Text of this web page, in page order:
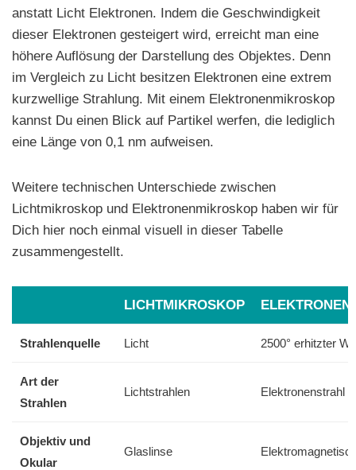
anstatt Licht Elektronen. Indem die Geschwindigkeit
dieser Elektronen gesteigert wird, erreicht man eine
höhere Auflösung der Darstellung des Objektes. Denn
im Vergleich zu Licht besitzen Elektronen eine extrem
kurzwellige Strahlung. Mit einem Elektronenmikroskop
kannst Du einen Blick auf Partikel werfen, die lediglich
eine Länge von 0,1 nm aufweisen.
Weitere technischen Unterschiede zwischen
Lichtmikroskop und Elektronenmikroskop haben wir für
Dich hier noch einmal visuell in dieser Tabelle
zusammengestellt.
LICHTMIKROSKOP
Strahlenquelle Licht 2500° erhitzter
Art der
Strahlen
Lichtstrahlen Elektronenstrahl
Objektiv und
Okular
Glaslinse